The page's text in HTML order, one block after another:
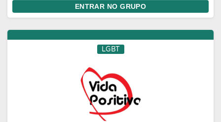
ENTRAR NO GRUPO
LGBT